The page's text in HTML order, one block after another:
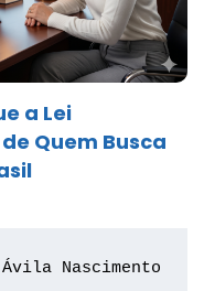
a Lei
Quem Busca
Nascimento